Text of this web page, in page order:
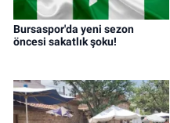
Bursaspor'da yeni sezon
öncesi sakatlık şoku!